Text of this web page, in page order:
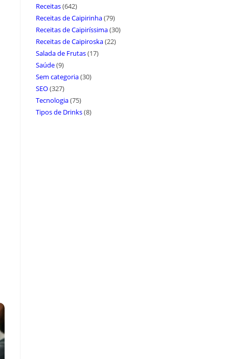
Receitas(642)
Receitas de Caipirinha(79)
Receitas de Caipiríssima(30)
Receitas de Caipiroska(22)
Salada de Frutas(17)
Saúde(9)
Sem categoria(30)
SEO(327)
Tecnologia(75)
Tipos de Drinks(8)